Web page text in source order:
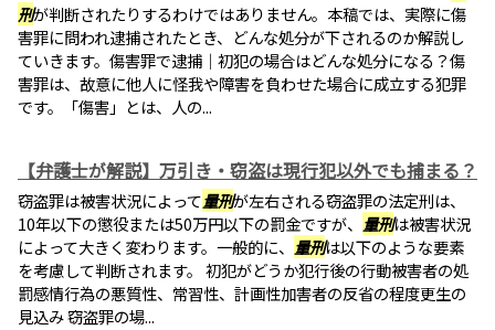
刑が判断されたりするわけではありません。本稿では、実際に傷
害罪に問われ逮捕されたとき、どんな処分が下されるのか解説し
ていきます。傷害罪で逮捕｜初犯の場合はどんな処分になる？傷
害罪は、故意に他人に怪我や障害を負わせた場合に成立する犯罪
です。「傷害」とは、人の...
【弁護士が解説】万引き・窃盗は現行犯以外でも捕まる？
窃盗罪は被害状況によって量刑が左右される窃盗罪の法定刑は、
10年以下の懲役または50万円以下の罰金ですが、 量刑は被害状況
によって大きく変わります。一般的に、 量刑は以下のような要素
を考慮して判断されます。 初犯がどうか犯行後の行動被害者の処
罰感情行為の悪質性、常習性、計画性加害者の反省の程度更生の
見込み 窃盗罪の場...